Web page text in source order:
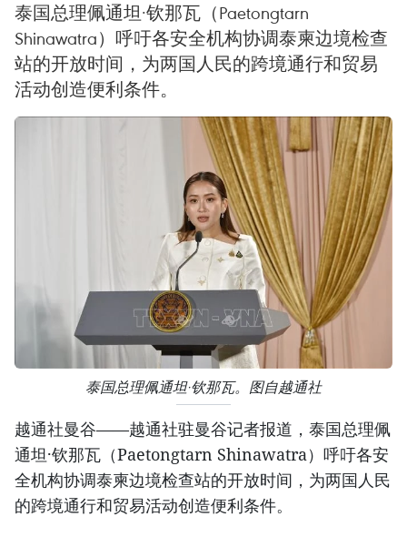
泰国总理佩通坦·钦那瓦（Paetongtarn
Shinawatra）呼吁各安全机构协调泰柬边境检查
站的开放时间，为两国人民的跨境通行和贸易
活动创造便利条件。
泰国总理佩通坦·钦那瓦。图自越通社
越通社曼谷——越通社驻曼谷记者报道，泰国总理佩
通坦·钦那瓦（Paetongtarn Shinawatra）呼吁各安
全机构协调泰柬边境检查站的开放时间，为两国人民
的跨境通行和贸易活动创造便利条件。